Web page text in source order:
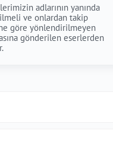
adlarının yanında
ve onlardan takip
göre yönlendirilmeyen
gönderilen eserlerden